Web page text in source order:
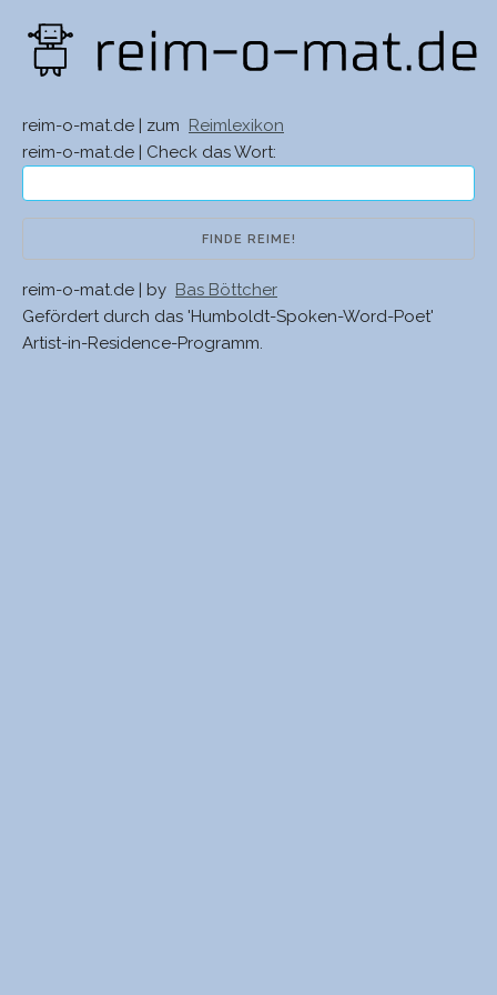
reim-o-mat.de | zum
Reimlexikon
reim-o-mat.de | Check das Wort:
reim-o-mat.de | by Bas Böttcher
Gefördert durch das 'Humboldt-Spoken-Word-Poet'
Artist-in-Residence-Programm.